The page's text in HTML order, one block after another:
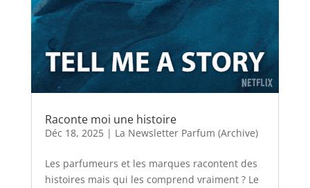
Raconte moi une histoire
Déc 18, 2025| La Newsletter Parfum (Archive)
Les parfumeurs et les marques racontent des
histoires mais qui les comprend vraiment ? Le